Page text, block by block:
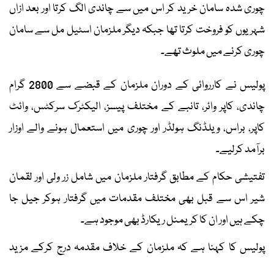
چوری شدہ سامان خرید کر اس میں سے چاندی الگ کرتا اور بعد ازاں
شہریوں کو فروخت کرتا تھا جبکہ دیگر ملزمان اسٹیل مل سے سامان
چوری کرنے میں ملوث تھے۔
پولیس نے کارروائی کے دوران ملزمان کے قبضے سے 2800 گرام
چاندی، کاپر وائر، تانبے کے مختلف پیسز، الیکٹرک سرکٹس، وائٹ
کاپر، براس، ویلڈنگ ہولڈر اور چوری میں استعمال ہونے والے اوزار
برآمد کرلیے۔
تفتیشی حکام کے مطابق گرفتار ملزمان میں شامل زر ولی اور لقمان
شیر اس سے قبل بھی مختلف مقدمات میں گرفتار ہوکر جیل جا
چکے ہیں اور ان کا کریمنل ریکارڈ بھی موجود ہے۔
پولیس کا کہنا ہے کہ ملزمان کے خلاف مقدمہ درج کرکے مزید